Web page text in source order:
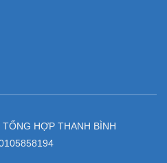
HỢP THANH BÌNH